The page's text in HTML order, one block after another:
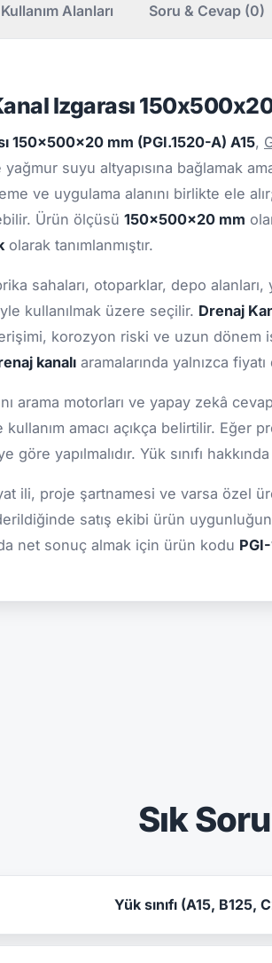
Kullanım Alanları Soru & Cevap (0)
Izgarası
150x500x20 mm (PGI.1520-A) A15,
suyu altyapısına bağlamak
ve uygulama alanını birlikte ele
Ürün ölçüsü 150x500x20 mm
olarak tanımlanmıştır.
sahaları, otoparklar, depo
kullanılmak üzere seçilir. Drenaj
korozyon riski ve uzun dönem
kanalı aramalarında yalnızca
arama motorları ve yapay zekâ
kullanım amacı açıkça belirtilir.
yapılmalıdır. Yük sınıfı
ili, proje şartnamesi ve varsa özel
satış ekibi ürün
net sonuç almak için ürün kodu
Sık
Yük sınıfı (A15,